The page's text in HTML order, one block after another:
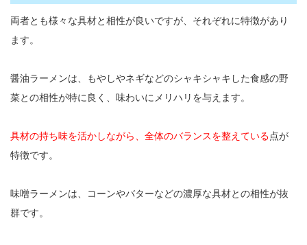
両者とも様々な具材と相性が良いですが、それぞれに特徴があり
ます。
醤油ラーメンは、もやしやネギなどのシャキシャキした食感の野
菜との相性が特に良く、味わいにメリハリを与えます。
具材の持ち味を活かしながら、全体のバランスを整えている点が
特徴です。
味噌ラーメンは、コーンやバターなどの濃厚な具材との相性が抜
群です。